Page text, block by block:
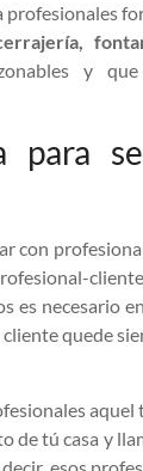
y
para
con
es necesario
quede
tú casa y